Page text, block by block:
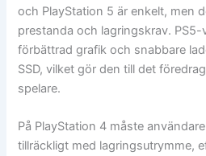
och PlayStation 5 är enkelt, men
prestanda och lagringskrav.
förbättrad grafik och snabbare
SSD, vilket gör den till det
spelare.
På PlayStation 4 måste
tillräckligt med lagringsutrymme,